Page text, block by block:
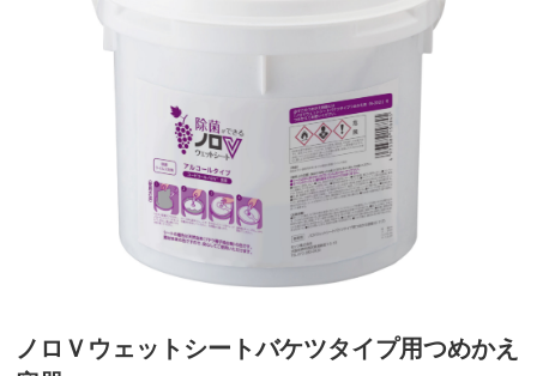
ノロＶウェットシートバケツタイプ用つめかえ